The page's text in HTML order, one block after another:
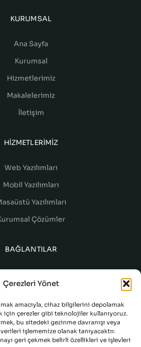
Çerezleri Yönet
amacıyla, cihaz bilgilerini depolamak
için çerezler gibi teknolojiler kullanıyoruz.
bu sitedeki gezinme davranışı veya
işlememize olanak tanıyacaktır.
geri çekmek belirli özellikleri ve işlevleri
KURUMSAL
Ana Sayfa
Kurumsal
Hizmetlerimiz
Makalelerimiz
İletişim
HIZMETLERIMIZ
Web Yazılımları
Mobil Yazılımları
Yazılımları
Çözümler
BAĞLANTILAR